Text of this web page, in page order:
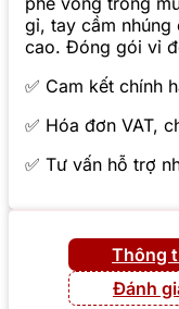
gỉ, tay cầm
cao. Đóng gói vỉ
✅ Cam kết chính
✅ Hóa đơn VAT,
✅ Tư vấn hỗ trợ
Thông
Đánh